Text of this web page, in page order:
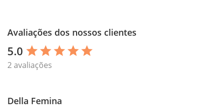
Avaliações dos nossos clientes
5.0 star star star star star
2 avaliações
Della Femina